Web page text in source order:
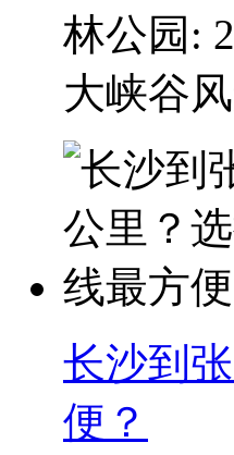
林公园:
大峡谷
长沙到
便？